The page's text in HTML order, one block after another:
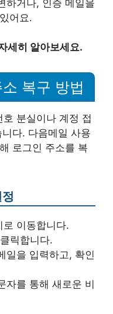
하거나, 인증 메일을
어요.
세히 알아보세요.
복구 방법
분실이나 계정 접
다. 다음메일 사용
로그인 주소를 복
로 이동합니다.
릭합니다.
일을 입력하고, 확인
자를 통해 새로운 비